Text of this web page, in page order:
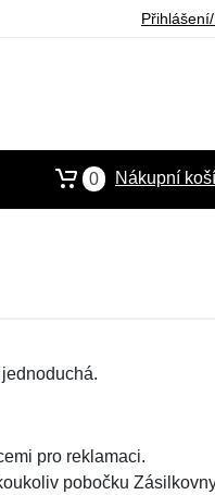
0 Nákupní
pro reklamaci.
pobočku